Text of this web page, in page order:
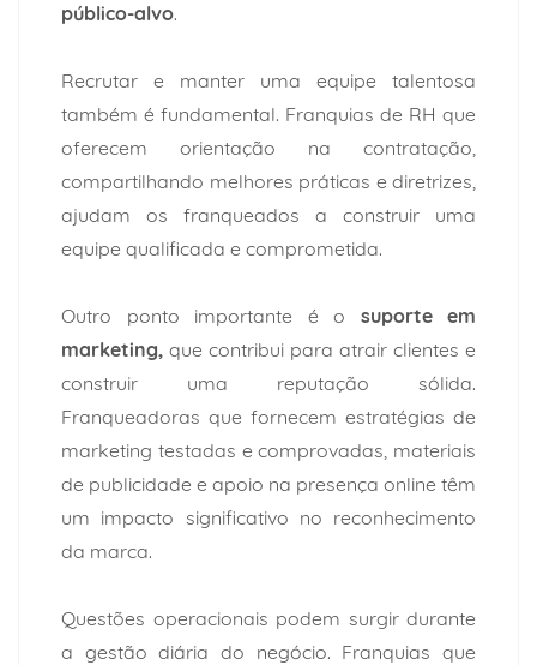
público-alvo.
Recrutar e manter uma equipe talentosa
também é fundamental. Franquias de RH que
oferecem orientação na contratação,
compartilhando melhores práticas e diretrizes,
ajudam os franqueados a construir uma
equipe qualificada e comprometida.
Outro ponto importante é o suporte em
marketing, que contribui para atrair clientes e
construir uma reputação sólida.
Franqueadoras que fornecem estratégias de
marketing testadas e comprovadas, materiais
de publicidade e apoio na presença online têm
um impacto significativo no reconhecimento
da marca.
Questões operacionais podem surgir durante
a gestão diária do negócio. Franquias que